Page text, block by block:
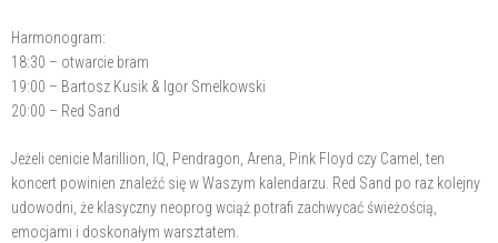
Harmonogram:
18:30 – otwarcie bram
19:00 – Bartosz Kusik & Igor Smelkowski
20:00 – Red Sand
Jeżeli cenicie Marillion, IQ, Pendragon, Arena, Pink Floyd czy Camel, ten
koncert powinien znaleźć się w Waszym kalendarzu. Red Sand po raz kolejny
udowodni, że klasyczny neoprog wciąż potrafi zachwycać świeżością,
emocjami i doskonałym warsztatem.